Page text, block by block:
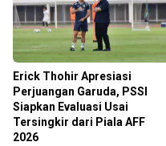
Erick Thohir Apresiasi
Perjuangan Garuda, PSSI
Siapkan Evaluasi Usai
Tersingkir dari Piala AFF
2026